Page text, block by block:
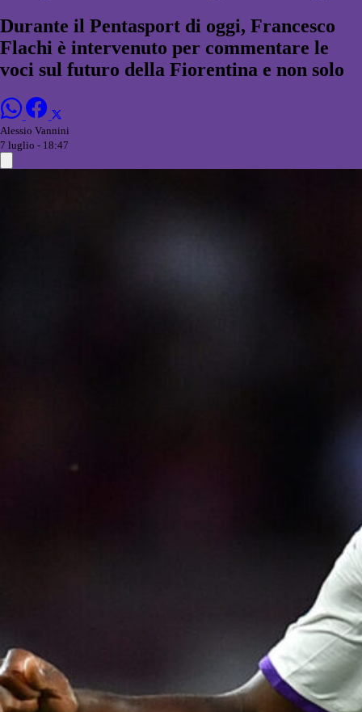
Durante il Pentasport di oggi, Francesco
Flachi è intervenuto per commentare le
voci sul futuro della Fiorentina e non solo
Alessio Vannini
7 luglio - 18:47